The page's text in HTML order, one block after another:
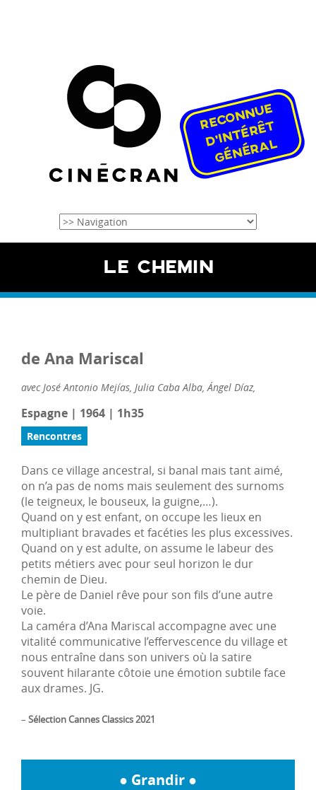
LE CHEMIN
de Ana Mariscal
avec José Antonio Mejías, Julia Caba Alba, Ángel Díaz,
Espagne | 1964 | 1h35
Rencontres
Dans ce village ancestral, si banal mais tant aimé,
on n’a pas de noms mais seulement des surnoms
(le teigneux, le bouseux, la guigne,…).
Quand on y est enfant, on occupe les lieux en
multipliant bravades et facéties les plus excessives.
Quand on y est adulte, on assume le labeur des
petits métiers avec pour seul horizon le dur
chemin de Dieu.
Le père de Daniel rêve pour son fils d’une autre
voie.
La caméra d’Ana Mariscal accompagne avec une
vitalité communicative l’effervescence du village et
nous entraîne dans son univers où la satire
souvent hilarante côtoie une émotion subtile face
aux drames. JG.
– Sélection Cannes Classics 2021
● Grandir ●